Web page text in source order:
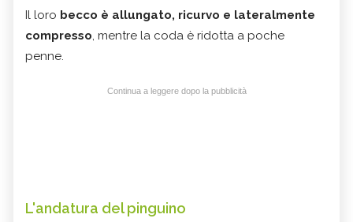
Il loro becco è allungato, ricurvo e lateralmente
compresso, mentre la coda è ridotta a poche
penne.
Continua a leggere dopo la pubblicità
L'andatura del pinguino